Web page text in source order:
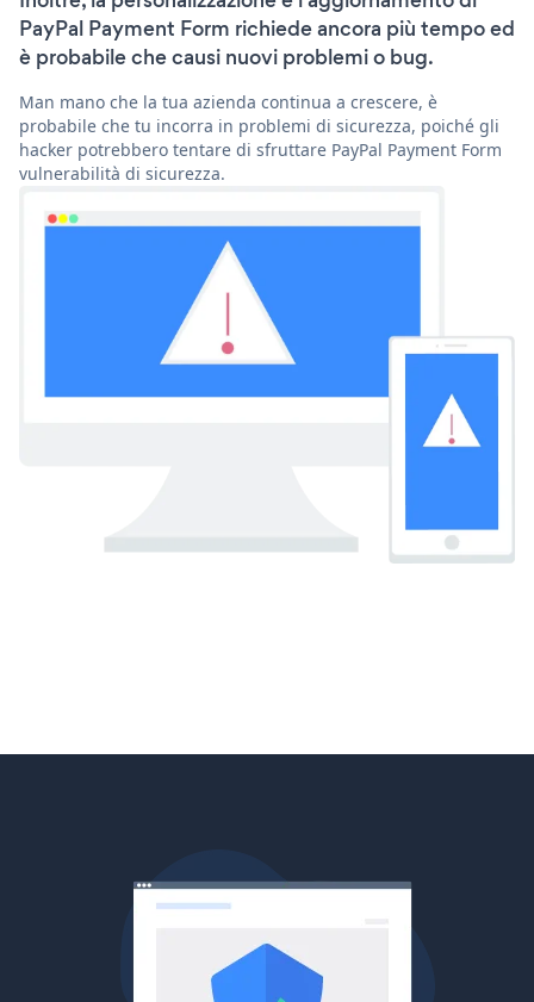
PayPal Payment Form richiede ancora più tempo ed
è probabile che causi nuovi problemi o bug.
Man mano che la tua azienda continua a crescere, è
probabile che tu incorra in problemi di sicurezza, poiché gli
hacker potrebbero tentare di sfruttare PayPal Payment Form
vulnerabilità di sicurezza.